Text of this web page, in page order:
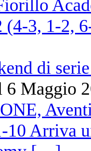
di
6 Maggio